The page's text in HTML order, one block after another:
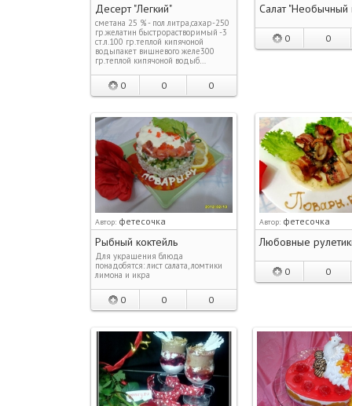
Десерт "Легкий"
сметана 25 % - пол литра,сахар-250
гр.желатин быстрорастворимый -3
ст.л.100 гр.теплой кипячоной
водыпакет вишневого желе300
гр.теплой кипячоной водыб…
0 0 0
Салат "Необычный
0 0
Автор: фетесочка
Рыбный коктейль
Для украшения блюда
понадобятся: лист салата, ломтики
лимона и икра
0 0 0
Автор: фетесочка
Любовные
0 0